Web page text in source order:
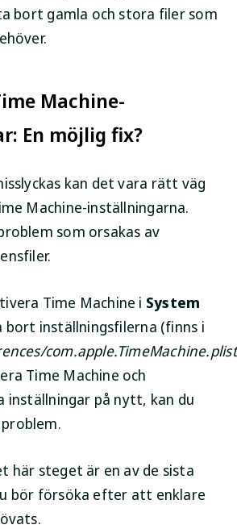
bort gamla och stora filer som
Machine-
En möjlig fix?
kan det vara rätt väg
Machine-inställningarna.
som orsakas av
Time Machine i System
bort inställningsfilerna (finns i
com.apple.TimeMachine.plist
Time Machine och
inställningar på nytt, kan du
här steget är en av de sista
bör försöka efter att enklare